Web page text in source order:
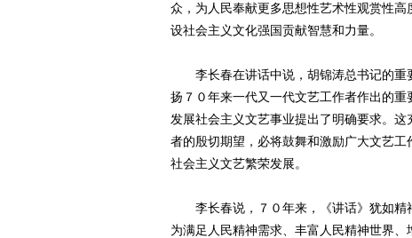
众，为人民奉献更多思想性艺术性观赏性
设社会主义文化强国贡献智慧和力量。
李长春在讲话中说，胡锦涛总书记的重
扬７０年来一代又一代文艺工作者作出的
发展社会主义文艺事业提出了明确要求。
者的殷切期望，必将鼓舞和激励广大文艺
社会主义文艺繁荣发展。
李长春说，７０年来，《讲话》犹如精
为满足人民精神需求、丰富人民精神世界